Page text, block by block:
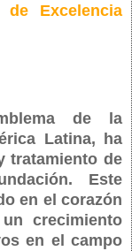
Excelencia
de la
Latina, ha
tratamiento de
Este
en el corazón
crecimiento
en el campo